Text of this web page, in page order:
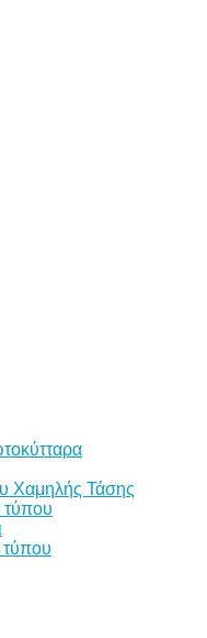
Χαμηλής Τάσης
τύπου
τύπου